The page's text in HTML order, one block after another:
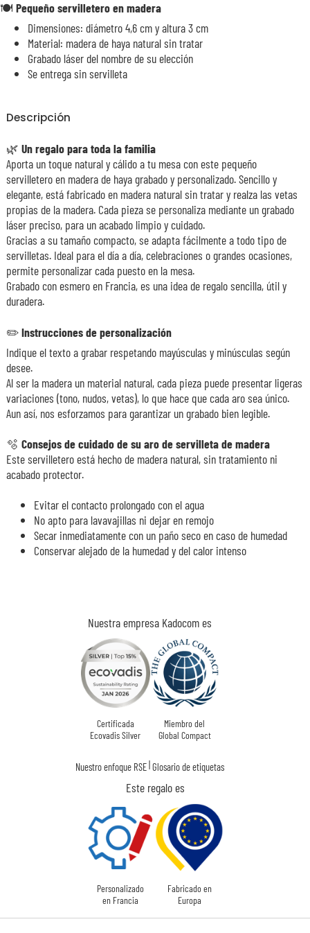
🍽️ Pequeño servilletero en madera
Dimensiones: diámetro 4,6 cm y altura 3 cm
Material: madera de haya natural sin tratar
Grabado láser del nombre de su elección
Se entrega sin servilleta
Nuestra empresa Kadocom es
Certificada
Ecovadis Silver
Miembro del
Global Compact
Nuestro enfoque RSE Glosario de etiquetas
Este regalo es
Personalizado
en Francia
Fabricado en
Europa
Descripción
🌿 Un regalo para toda la familia
Aporta un toque natural y cálido a tu mesa con este pequeño
servilletero en madera de haya grabado y personalizado. Sencillo y
elegante, está fabricado en madera natural sin tratar y realza las vetas
propias de la madera. Cada pieza se personaliza mediante un grabado
láser preciso, para un acabado limpio y cuidado.
Gracias a su tamaño compacto, se adapta fácilmente a todo tipo de
servilletas. Ideal para el día a día, celebraciones o grandes ocasiones,
permite personalizar cada puesto en la mesa.
Grabado con esmero en Francia, es una idea de regalo sencilla, útil y
duradera.
✏️Instrucciones de personalización
Indique el texto a grabar respetando mayúsculas y minúsculas según
desee.
Al ser la madera un material natural, cada pieza puede presentar ligeras
variaciones (tono, nudos, vetas), lo que hace que cada aro sea único.
Aun así, nos esforzamos para garantizar un grabado bien legible.
🫧 Consejos de cuidado de su aro de servilleta de madera
Este servilletero está hecho de madera natural, sin tratamiento ni
acabado protector.
Evitar el contacto prolongado con el agua
No apto para lavavajillas ni dejar en remojo
Secar inmediatamente con un paño seco en caso de humedad
Conservar alejado de la humedad y del calor intenso